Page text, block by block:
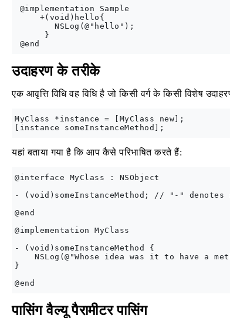
@implementation Sample
     +(void)hello{
        NSLog(@"hello");
      }
उदाहरण के तरीके
एक आवृत्ति विधि वह विधि है जो किसी वर्ग के किसी विशेष
MyClass *instance = [MyClass new];
यहां बताया गया है कि आप कैसे परिभाषित करते हैं:
@interface MyClass : NSObject
- (void)someInstanceMethod; // "-" denotes
@end
@implementation MyClass
- (void)someInstanceMethod {
NSLog(@"Whose idea was it to have a
}
पासिंग वैल्यू पैरामीटर पासिंग